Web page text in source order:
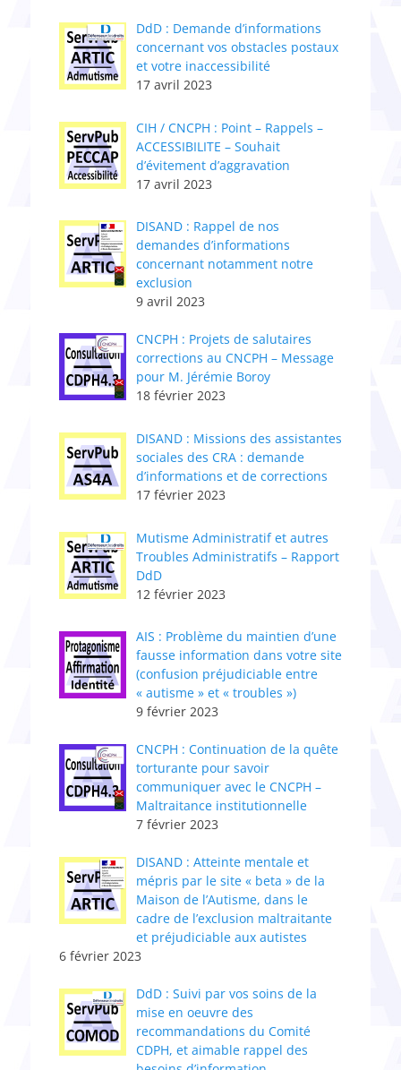
DdD : Demande d’informations
concernant vos obstacles postaux
et votre inaccessibilité
17 avril 2023
CIH / CNCPH : Point – Rappels –
ACCESSIBILITE – Souhait
d’évitement d’aggravation
17 avril 2023
DISAND : Rappel de nos
demandes d’informations
concernant notamment notre
exclusion
9 avril 2023
CNCPH : ​Projets de salutaires
corrections au CNCPH – Message
pour M. Jérémie Boroy
18 février 2023
DISAND : Missions des assistantes
sociales des CRA : demande
d’informations et de corrections
17 février 2023
Mutisme Administratif et autres
Troubles Administratifs – Rapport
DdD
12 février 2023
AIS : Problème du maintien d’une
fausse information dans votre site
(confusion préjudiciable entre
« autisme » et « troubles »)
9 février 2023
CNCPH : ​Continuation de la quête
torturante pour savoir
communiquer avec le CNCPH –
Maltraitance institutionnelle
7 février 2023
DISAND : Atteinte mentale et
mépris par le site « beta » de la
Maison de l’Autisme, dans le
cadre de l’exclusion maltraitante
et préjudiciable aux autistes
6 février 2023
DdD : Suivi par vos soins de la
mise en oeuvre des
recommandations du Comité
CDPH, et aimable rappel des